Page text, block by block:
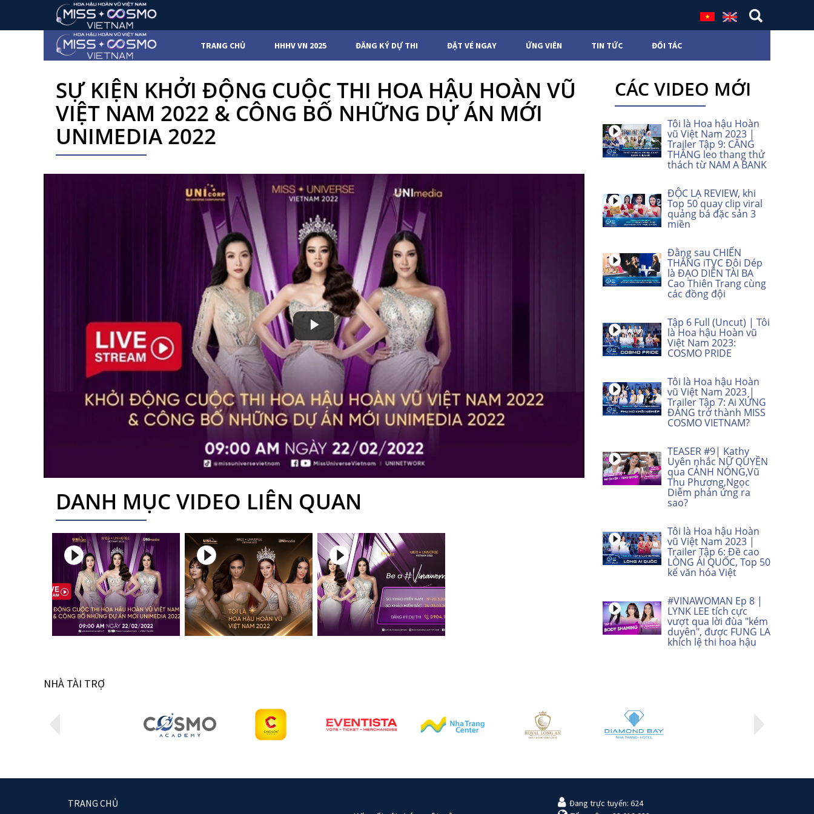
TRANG CHỦ HHHV VN 2025 ĐĂNG KÝ DỰ THI ĐẶT VÉ NGAY ỨNG VIÊN TIN TỨC ĐỐI TÁC
SỰ KIỆN KHỞI ĐỘNG CUỘC THI HOA HẬU HOÀN VŨ
VIỆT NAM 2022 & CÔNG BỐ NHỮNG DỰ ÁN MỚI
UNIMEDIA 2022
Play
Video
DANH MỤC VIDEO LIÊN QUAN
CÁC VIDEO MỚI
Tôi là Hoa hậu Hoàn
vũ Việt Nam 2023 |
Trailer Tập 9: CĂNG
THẲNG leo thang thử
thách từ NAM A BANK
ĐỘC LẠ REVIEW, khi
Top 50 quay clip viral
quảng bá đặc sản 3
miền
Đằng sau CHIẾN
THẮNG iTVC Đôi Dép
là ĐẠO DIỄN TÀI BA
Cao Thiên Trang cùng
các đồng đội
Tập 6 Full (Uncut) | Tôi
là Hoa hậu Hoàn vũ
Việt Nam 2023:
COSMO PRIDE
Tôi là Hoa hậu Hoàn
vũ Việt Nam 2023 |
Trailer Tập 7: Ai XỨNG
ĐÁNG trở thành MISS
COSMO VIETNAM?
TEASER #9| Kathy
Uyên nhắc NỮ QUYỀN
qua CẢNH NÓNG,Vũ
Thu Phương,Ngọc
Diễm phản ứng ra
sao?
Tôi là Hoa hậu Hoàn
vũ Việt Nam 2023 |
Trailer Tập 6: Đề cao
LÒNG ÁI QUỐC, Top 50
kể văn hóa Việt
#VINAWOMAN Ep 8 |
LYNK LEE tích cực
vượt qua lời đùa "kém
duyên", được FUNG LA
khích lệ thi hoa hậu
NHÀ TÀI TRỢ
TRANG CHỦ
Đang trực tuyến: 624